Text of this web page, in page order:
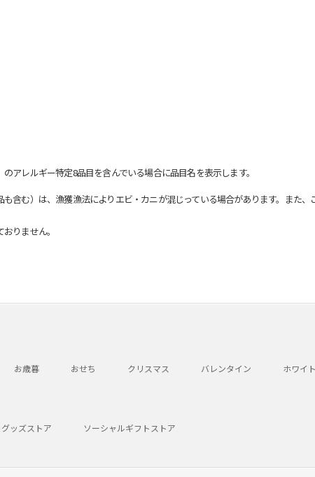
アレルギー特定8品目を含んでいる場合に品目名を表示します。
む）は、漁獲漁法によりエビ・カニが混じっている場合があります。また、
りません。
お歳暮 おせち クリスマス バレンタイン ホワイ
グッズストア ソーシャルギフトストア